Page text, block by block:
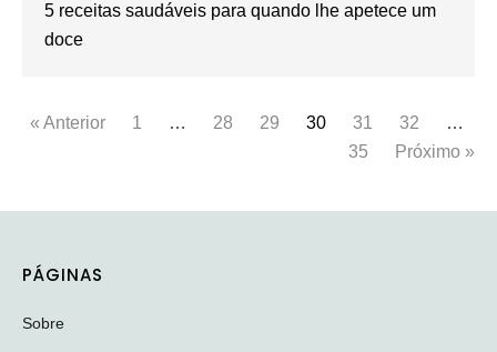
5 receitas saudáveis para quando lhe apetece um
doce
« Anterior 1 … 28 29 30 31 32
…
35
Próximo »
PÁGINAS
Sobre